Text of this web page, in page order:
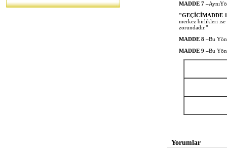
MADDE 7 ‒
"GEÇİCİMADDE
merkez birlikleri ise
zorundadır."
MADDE 8 ‒Bu
MADDE 9 ‒Bu
Yorumlar